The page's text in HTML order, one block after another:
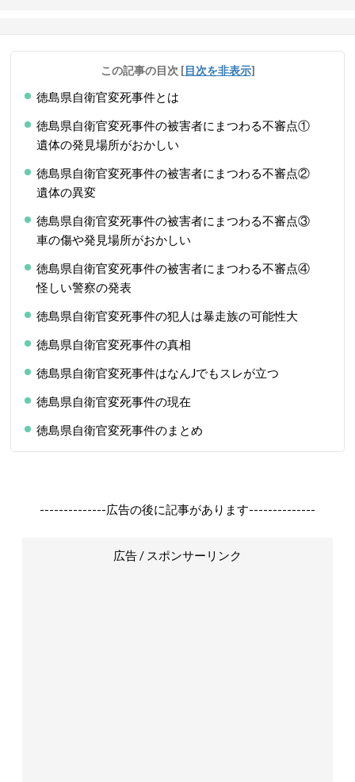
この記事の目次 [目次を非表示]
徳島県自衛官変死事件とは
徳島県自衛官変死事件の被害者にまつわる不審点①
遺体の発見場所がおかしい
徳島県自衛官変死事件の被害者にまつわる不審点②
遺体の異変
徳島県自衛官変死事件の被害者にまつわる不審点③
車の傷や発見場所がおかしい
徳島県自衛官変死事件の被害者にまつわる不審点④
怪しい警察の発表
徳島県自衛官変死事件の犯人は暴走族の可能性大
徳島県自衛官変死事件の真相
徳島県自衛官変死事件はなんJでもスレが立つ
徳島県自衛官変死事件の現在
徳島県自衛官変死事件のまとめ
--------------広告の後に記事があります--------------
広告 / スポンサーリンク